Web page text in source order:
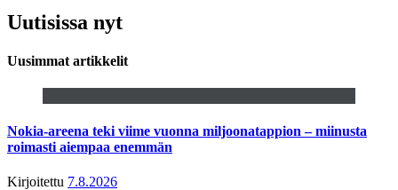
Uutisissa nyt
Uusimmat artikkelit
Nokia-areena teki viime vuonna miljoonatappion – miinusta
roimasti aiempaa enemmän
Kirjoitettu 7.8.2026